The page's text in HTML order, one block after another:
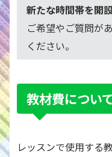
新たな時間帯を開
ご希望やご質問が
ください。
教材費につい
レッスンで使用する